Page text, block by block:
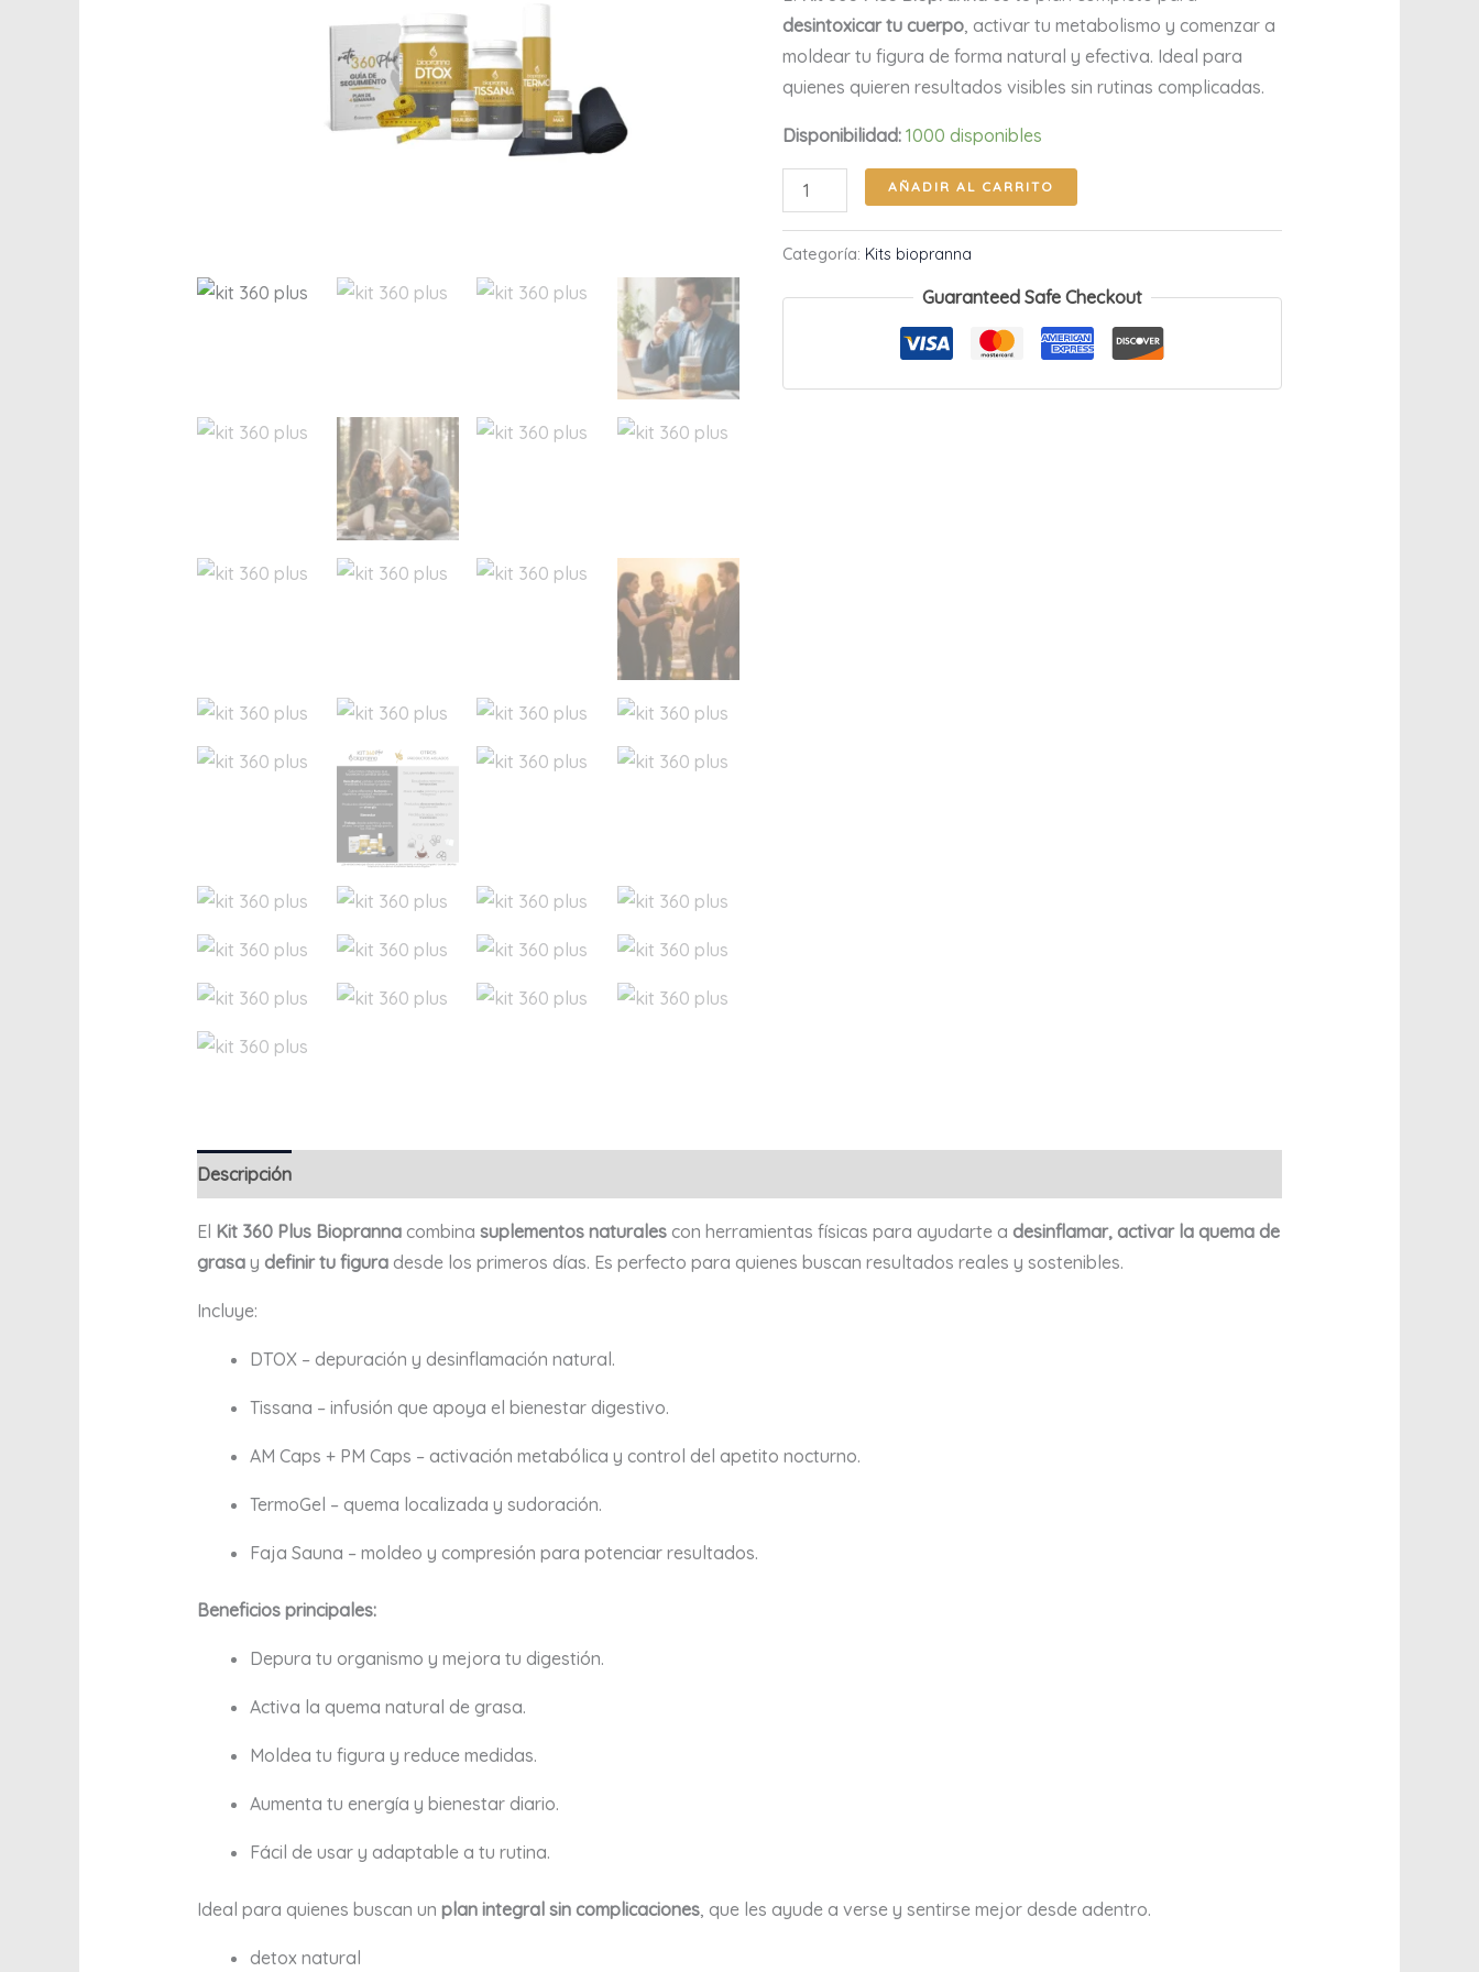
desintoxicar tu cuerpo , activar tu metabolismo y comenzar a
moldear tu figura de forma natural y efectiva. Ideal para
quienes quieren resultados visibles sin rutinas complicadas.
Disponibilidad: 1000 disponibles
AÑADIR AL CARRITO
Categoría: Kits biopranna
Guaranteed Safe Checkout
Descripción
El Kit 360 Plus Bioprannacombina suplementos naturalescon herramientas físicas para ayudarte a desinflamar, activar la quema de
grasay definir tu figuradesde los primeros días. Es perfecto para quienes buscan resultados reales y sostenibles.
Incluye:
DTOX – depuración y desinflamación natural.
Tissana – infusión que apoya el bienestar digestivo.
AM Caps + PM Caps – activación metabólica y control del apetito nocturno.
TermoGel – quema localizada y sudoración.
Faja Sauna – moldeo y compresión para potenciar resultados.
Beneficios principales:
Depura tu organismo y mejora tu digestión.
Activa la quema natural de grasa.
Moldea tu figura y reduce medidas.
Aumenta tu energía y bienestar diario.
Fácil de usar y adaptable a tu rutina.
Ideal para quienes buscan un plan integral sin complicaciones, que les ayude a verse y sentirse mejor desde adentro.
detox natural